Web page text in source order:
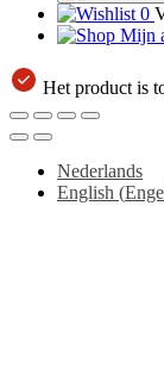
0
Mijn
Het product is
Nederlands
English (